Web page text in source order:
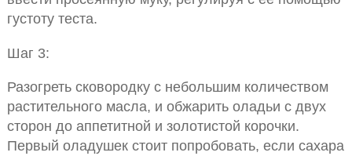
густоту теста.
Шаг 3:
Разогреть сковородку с небольшим количеством
растительного масла, и обжарить оладьи с двух
сторон до аппетитной и золотистой корочки.
Первый оладушек стоит попробовать, если сахара